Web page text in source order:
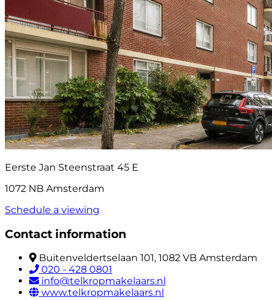
Eerste Jan Steenstraat 45 E
1072 NB Amsterdam
Schedule a viewing
Contact information
Buitenveldertselaan 101, 1082 VB Amsterdam
020 - 428 0801
info@telkropmakelaars.nl
www.telkropmakelaars.nl